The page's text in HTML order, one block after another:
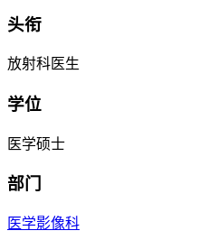
头衔
放射科医生
学位
医学硕士
部门
医学影像科